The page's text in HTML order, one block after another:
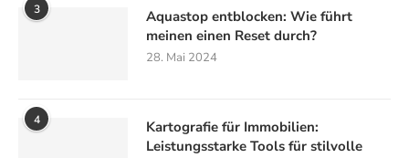
3
Aquastop entblocken: Wie führt
meinen einen Reset durch?
28. Mai 2024
4
Kartografie für Immobilien:
Leistungsstarke Tools für stilvolle